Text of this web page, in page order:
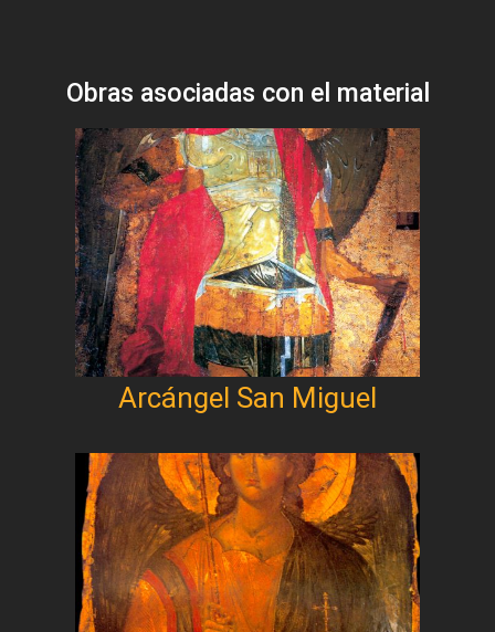
Obras asociadas con el material
Arcángel San Miguel